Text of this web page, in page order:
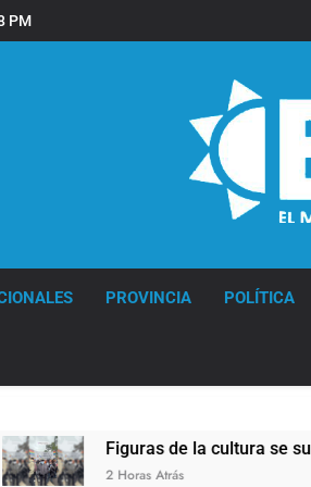
PM
PROVINCIA POLÍTICA
de la cultura se sumaron a la
Atrás